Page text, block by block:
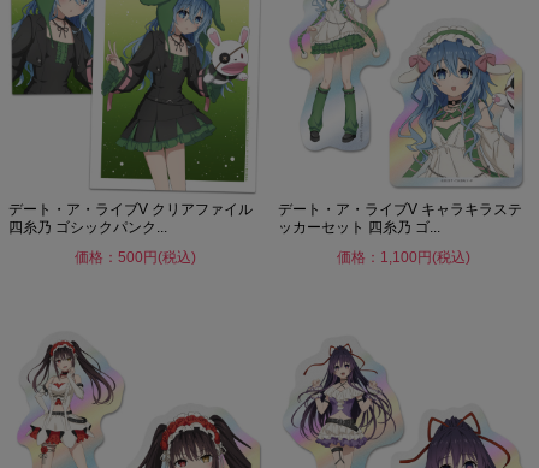
デート・ア・ライブV クリアファイル
四糸乃 ゴシックパンク...
価格：500円(税込)
デート・ア・ライブV キャラキラステ
ッカーセット 四糸乃 ゴ...
価格：1,100円(税込)